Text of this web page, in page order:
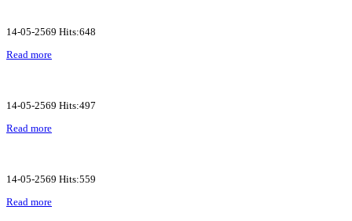
14-05-2569 Hits:648
Read more
14-05-2569 Hits:497
Read more
14-05-2569 Hits:559
Read more